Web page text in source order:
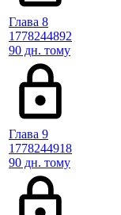
Глава 8
1778244892
90 дн. тому
Глава 9
1778244918
90 дн. тому